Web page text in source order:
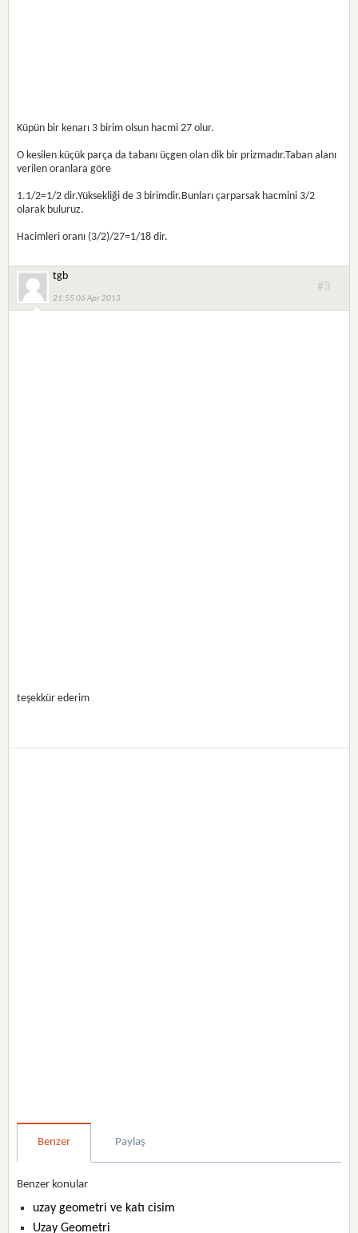
Küpün bir kenarı 3 birim olsun hacmi 27 olur.
O kesilen küçük parça da tabanı üçgen olan dik bir prizmadır.Taban alanı
verilen oranlara göre
1.1/2=1/2 dir.Yüksekliği de 3 birimdir.Bunları çarparsak hacmini 3/2
olarak buluruz.
Hacimleri oranı (3/2)/27=1/18 dir.
tgb
21:55 06 Apr 2013
#3
teşekkür ederim
Benzer Paylaş
Benzer konular
uzay geometri ve katı cisim
Uzay Geometri